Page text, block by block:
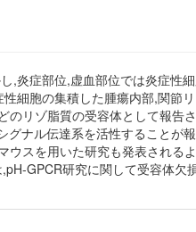
,炎症部位,虚血部位では炎症性
細胞の集積した腫瘍内部,関節
リゾ脂質の受容体として報告
ナル伝達系を活性することが
スを用いた研究も発表される
GPCR研究に関して受容体